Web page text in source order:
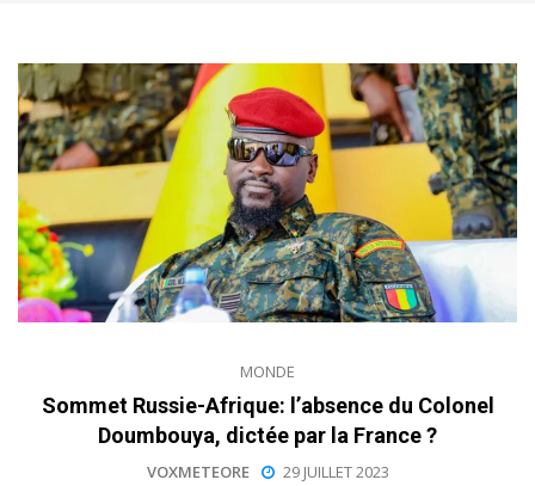
MONDE
Sommet Russie-Afrique: l’absence du Colonel
Doumbouya, dictée par la France ?
VOXMETEORE 29 JUILLET 2023